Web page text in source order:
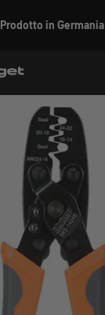
Prodotto in Germania